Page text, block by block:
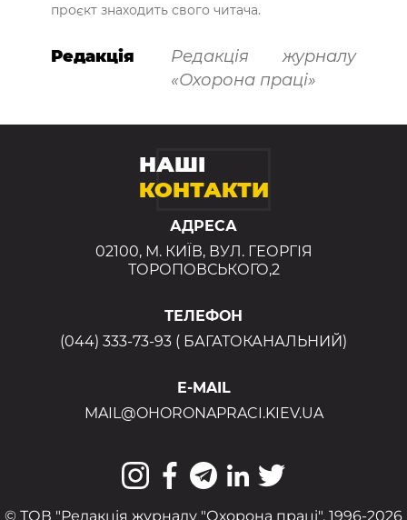
проєкт знаходить свого читача.
Редакція
Редакція журналу
«Охорона праці»
НАШІ
КОНТАКТИ
АДРЕСА
02100, М. КИЇВ, ВУЛ. ГЕОРГІЯ
ТОРОПОВСЬКОГО,2
ТЕЛЕФОН
(044) 333-73-93 ( БАГАТОКАНАЛЬНИЙ)
E-MAIL
MAIL@OHORONAPRACI.KIEV.UA
© ТОВ "Редакція журналу "Охорона праці", 1996-2026